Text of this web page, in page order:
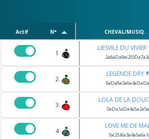
Actif N° CHEVAL/MUSIQ.
1
LIESVILE DU
2
LEGENDE DRY
3
LOLA DE LA
4
LOVE ME DE